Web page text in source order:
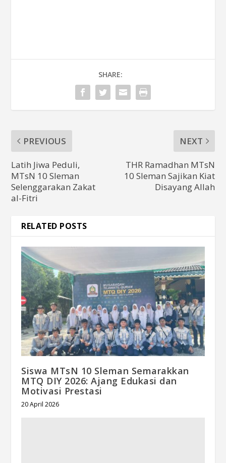
SHARE:
PREVIOUS
Latih Jiwa Peduli,
MTsN 10 Sleman
Selenggarakan Zakat
al-Fitri
NEXT
THR Ramadhan MTsN
10 Sleman Sajikan Kiat
Disayang Allah
RELATED POSTS
Siswa MTsN 10 Sleman Semarakkan
MTQ DIY 2026: Ajang Edukasi dan
Motivasi Prestasi
20 April 2026